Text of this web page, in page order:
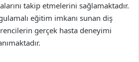
takip etmelerini sağlamaktadır.
eğitim imkanı sunan diş
gerçek hasta deneyimi